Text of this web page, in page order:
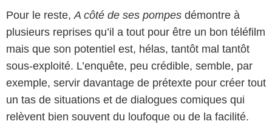
Pour le reste, A côté de ses pompes démontre à
plusieurs reprises qu’il a tout pour être un bon téléfilm
mais que son potentiel est, hélas, tantôt mal tantôt
sous-exploité. L’enquête, peu crédible, semble, par
exemple, servir davantage de prétexte pour créer tout
un tas de situations et de dialogues comiques qui
relèvent bien souvent du loufoque ou de la facilité.